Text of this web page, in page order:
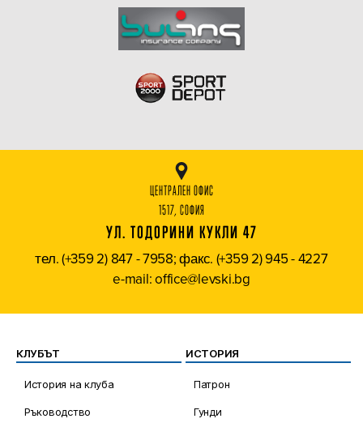
ЦЕНТРАЛЕН ОФИС
1517, СОФИЯ
УЛ. ТОДОРИНИ КУКЛИ 47
тел. (+359 2) 847 - 7958; факс. (+359 2) 945 - 4227
e-mail: office@levski.bg
КЛУБЪТ
История на клуба
Ръководство
ИСТОРИЯ
Патрон
Гунди